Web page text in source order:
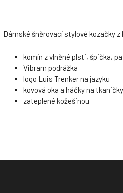
Dámské šněrovací stylové kozačky
komín z vlněné plsti, špička,
Vibram podrážka
logo Luis Trenker na jazyku
kovová oka a háčky na tkaničky
zateplené kožešinou